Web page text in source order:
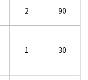
2 90
1 30